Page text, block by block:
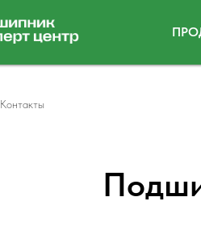
Контакты